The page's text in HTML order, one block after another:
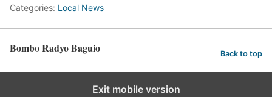
Categories: Local News
Bombo Radyo Baguio Back to top
Exit mobile version